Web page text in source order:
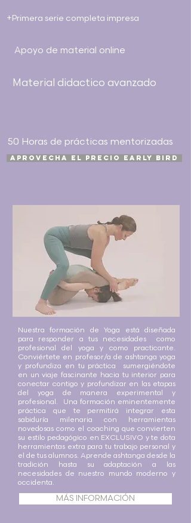
+Primera serie completa impresa
Apoyo de material online
Material didactico avanzado
50 Horas de prácticas mentorizadas
APROVECHA EL PRECIO EARLY BIRD
Nuestra formación de Yoga está diseñada
para responder a tus necesidades como
profesional del yoga y como practicante.
Conviértete en profesor/a de ashtanga yoga
y profundiza en tu práctica sumergiéndote
en un viaje fascinante hacia tu interior para
conectar contigo y profundizar en las etapas
del yoga de manera experimental y
profesional. Una formación eminentemente
práctica que te permitirá integrar esta
sabiduría milenaria con herramientas
novedosas como el coaching que convierten
su estilo pedagógico en EXCLUSIVO y te dota
herramientas extra para tu trabajo personal y
el de tus alumnos. Aprende ashtanga desde la
tradición hasta su adaptación a las
necesidades de nuestro mundo moderno y
occidenta.
MÁS INFORMACIÓN